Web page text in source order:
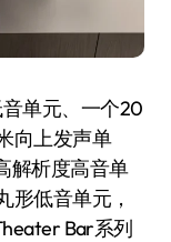
单元、一个20
向上发声单
解析度高音单
形低音单元，
Bar系列